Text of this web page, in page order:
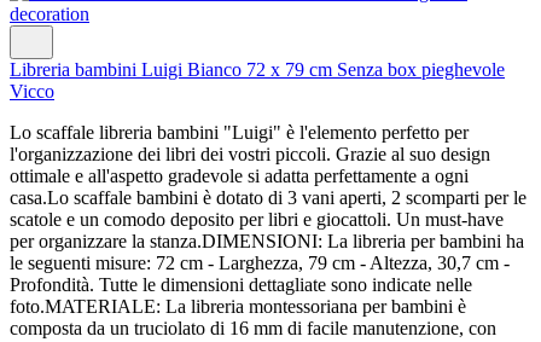
Libreria bambini Luigi Bianco 72 x 79 cm Senza box pieghevole
Vicco
Lo scaffale libreria bambini "Luigi" è l'elemento perfetto per
l'organizzazione dei libri dei vostri piccoli. Grazie al suo design
ottimale e all'aspetto gradevole si adatta perfettamente a ogni
casa.Lo scaffale bambini è dotato di 3 vani aperti, 2 scomparti per le
scatole e un comodo deposito per libri e giocattoli. Un must-have
per organizzare la stanza.DIMENSIONI: La libreria per bambini ha
le seguenti misure: 72 cm - Larghezza, 79 cm - Altezza, 30,7 cm -
Profondità. Tutte le dimensioni dettagliate sono indicate nelle
foto.MATERIALE: La libreria montessoriana per bambini è
composta da un truciolato di 16 mm di facile manutenzione, con